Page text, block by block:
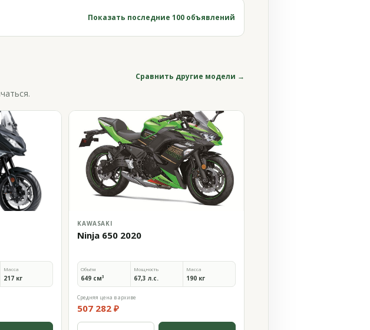
Показать последние 100 объявлений
Сравнить другие модели →
Масса
217 кг
KAWASAKI
Ninja 650 2020
Объём
649 см³
Мощность
67,3 л.с.
Масса
190 кг
Средняя цена в архиве
507 282 ₽